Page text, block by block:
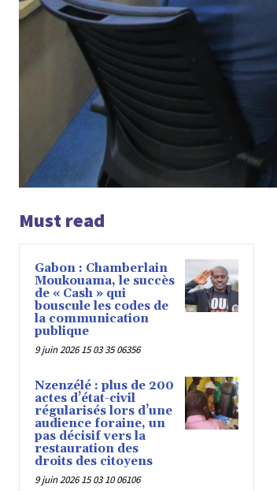
Must read
Gabon : Chamberlain
Moukouama, le succès
de « Cash » qui
bouscule les codes de
la communication
publique
9 juin 2026 15 03 35 06356
Nzenzélé : plus de 200
actes d’état-civil
régularisés lors d’une
audience foraine, un
pas décisif vers la
restauration des
droits des citoyens
9 juin 2026 15 03 10 06106